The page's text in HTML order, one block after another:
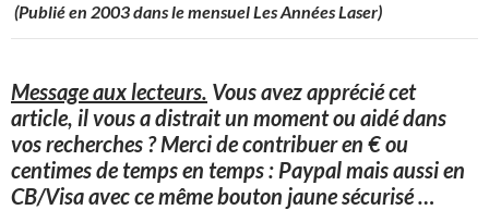
(Publié en 2003 dans le mensuel Les Années Laser)
Message aux lecteurs. Vous avez apprécié cet
article, il vous a distrait un moment ou aidé dans
vos recherches ? Merci de contribuer en € ou
centimes de temps en temps : Paypal mais aussi en
CB/Visa avec ce même bouton jaune sécurisé…